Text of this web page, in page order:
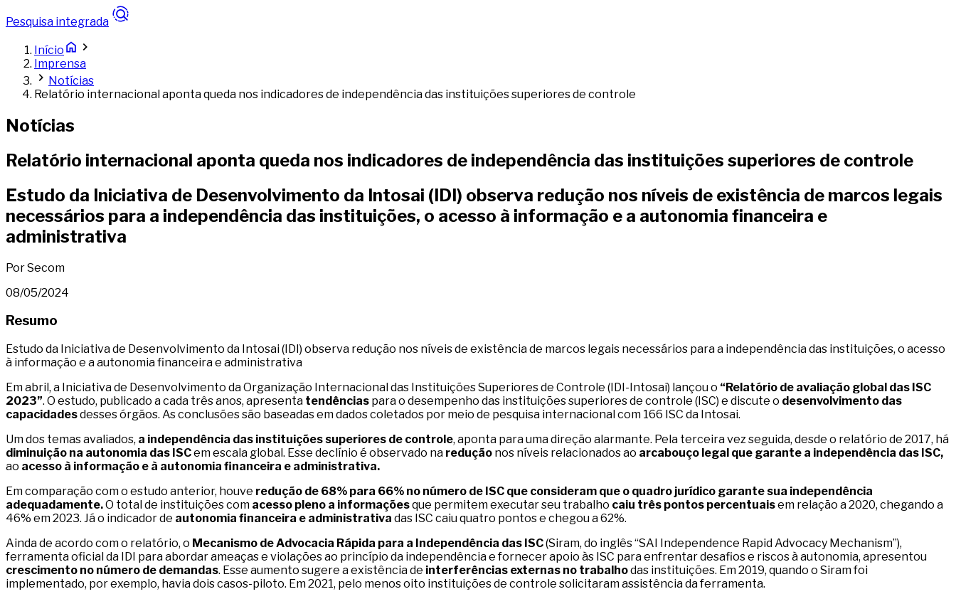
Pesquisa integrada
Início
Imprensa
Notícias
Relatório internacional aponta queda nos indicadores de independência das instituições superiores de controle
Notícias
Relatório internacional aponta queda nos indicadores de independência das instituições superiores de controle
Estudo da Iniciativa de Desenvolvimento da Intosai (IDI) observa redução nos níveis de existência de marcos legais
necessários para a independência das instituições, o acesso à informação e a autonomia financeira e
administrativa
Por Secom
08/05/2024
Resumo
Estudo da Iniciativa de Desenvolvimento da Intosai (IDI) observa redução nos níveis de existência de marcos legais necessários para a independência das instituições, o acesso
à informação e a autonomia financeira e administrativa
Em abril, a Iniciativa de Desenvolvimento da Organização Internacional das Instituições Superiores de Controle (IDI-Intosai) lançou o “Relatório de avaliação global das ISC
2023”. O estudo, publicado a cada três anos, apresenta tendências para o desempenho das instituições superiores de controle (ISC) e discute o desenvolvimento das
capacidadesdesses órgãos. As conclusões são baseadas em dados coletados por meio de pesquisa internacional com 166 ISC da Intosai.
Um dos temas avaliados, a independência das instituições superiores de controle, aponta para uma direção alarmante. Pela terceira vez seguida, desde o relatório de 2017, há
diminuição na autonomia das ISCem escala global. Esse declínio é observado na redução nos níveis relacionados ao arcabouço legal que garante a independência das ISC,
ao acesso à informação e à autonomia financeira e administrativa.
Em comparação com o estudo anterior, houve redução de 68% para 66% no número de ISC que consideram que o quadro jurídico garante sua independência
adequadamente.O total de instituições com acesso pleno a informaçõesque permitem executar seu trabalho caiu três pontos percentuaisem relação a 2020, chegando a
46% em 2023. Já o indicador de autonomia financeira e administrativa das ISC caiu quatro pontos e chegou a 62%.
Ainda de acordo com o relatório, o Mecanismo de Advocacia Rápida para a Independência das ISC(Siram, do inglês “SAI Independence Rapid Advocacy Mechanism”),
ferramenta oficial da IDI para abordar ameaças e violações ao princípio da independência e fornecer apoio às ISC para enfrentar desafios e riscos à autonomia, apresentou
crescimento no número de demandas. Esse aumento sugere a existência de interferências externas no trabalhodas instituições. Em 2019, quando o Siram foi
implementado, por exemplo, havia dois casos-piloto. Em 2021, pelo menos oito instituições de controle solicitaram assistência da ferramenta.